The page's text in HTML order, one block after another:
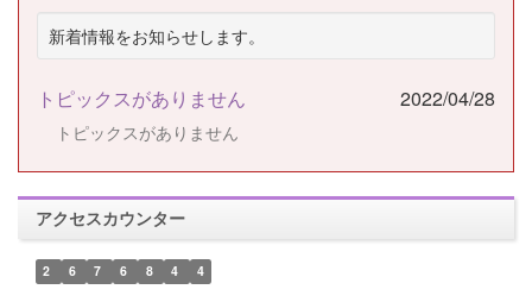
新着情報をお知らせします。
トピックスがありません 2022/04/28
トピックスがありません
アクセスカウンター
2 6 7 6 8 4 4